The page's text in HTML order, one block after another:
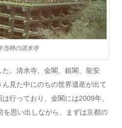
当時の清水寺
。清水寺、金閣、銀閣、龍安
見た中にのちの世界遺産が出て
行っており、金閣には2009年、
思い出しながら、まずは京都の